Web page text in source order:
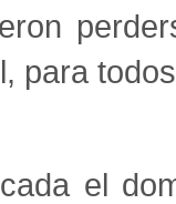
para
el